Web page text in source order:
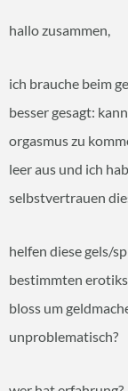
hallo zusammen,
ich brauche beim
besser gesagt:
orgasmus zu
leer aus und ich
selbstvertrauen
helfen diese gels/
bestimmten
bloss um
unproblematisch?